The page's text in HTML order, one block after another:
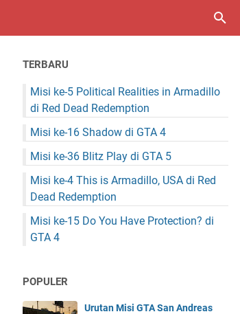
TERBARU
Misi ke-5 Political Realities in Armadillo
di Red Dead Redemption
Misi ke-16 Shadow di GTA 4
Misi ke-36 Blitz Play di GTA 5
Misi ke-4 This is Armadillo, USA di Red
Dead Redemption
Misi ke-15 Do You Have Protection? di
GTA 4
POPULER
Urutan Misi GTA San Andreas